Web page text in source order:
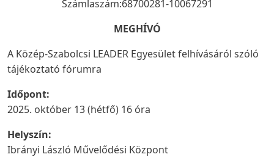
Számlaszám:68700281-10067291
MEGHÍVÓ
A Közép-Szabolcsi LEADER Egyesület felhívásáról szóló
tájékoztató fórumra
Időpont:
2025. október 13 (hétfő) 16 óra
Helyszín:
Ibrányi László Művelődési Központ